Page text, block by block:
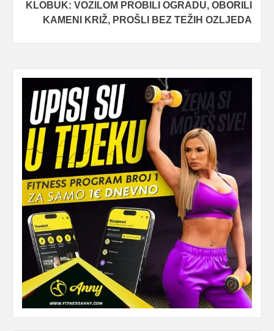
KLOBUK: VOZILOM PROBILI OGRADU, OBORILI
KAMENI KRIŽ, PROŠLI BEZ TEŽIH OZLJEDA